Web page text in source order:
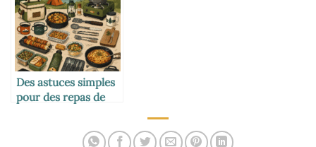
Des astuces simples
pour des repas de